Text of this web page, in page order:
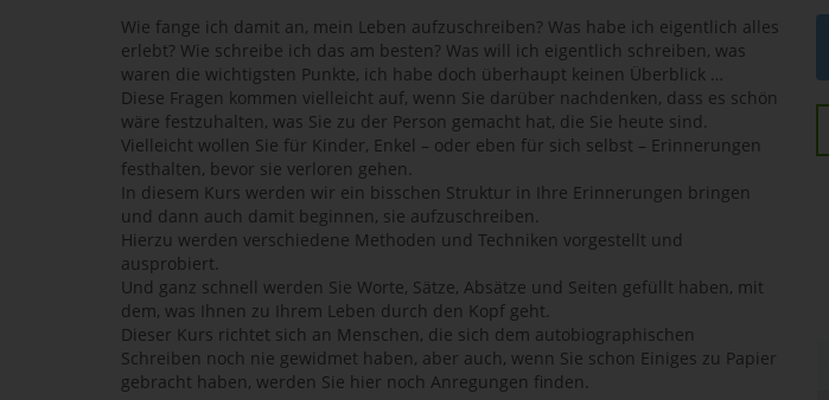
Wie fange ich damit an, mein Leben aufzuschreiben? Was habe ich eigentlich alles
erlebt? Wie schreibe ich das am besten? Was will ich eigentlich schreiben, was
waren die wichtigsten Punkte, ich habe doch überhaupt keinen Überblick …
Diese Fragen kommen vielleicht auf, wenn Sie darüber nachdenken, dass es schön
wäre festzuhalten, was Sie zu der Person gemacht hat, die Sie heute sind.
Vielleicht wollen Sie für Kinder, Enkel – oder eben für sich selbst – Erinnerungen
festhalten, bevor sie verloren gehen.
In diesem Kurs werden wir ein bisschen Struktur in Ihre Erinnerungen bringen
und dann auch damit beginnen, sie aufzuschreiben.
Hierzu werden verschiedene Methoden und Techniken vorgestellt und
ausprobiert.
Und ganz schnell werden Sie Worte, Sätze, Absätze und Seiten gefüllt haben, mit
dem, was Ihnen zu Ihrem Leben durch den Kopf geht.
Dieser Kurs richtet sich an Menschen, die sich dem autobiographischen
Schreiben noch nie gewidmet haben, aber auch, wenn Sie schon Einiges zu Papier
gebracht haben, werden Sie hier noch Anregungen finden.